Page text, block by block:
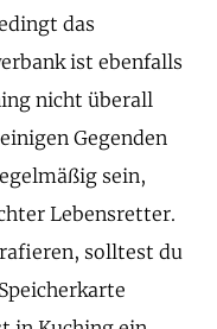
das
ist ebenfalls
nicht überall
Gegenden
sein,
Lebensretter.
solltest du